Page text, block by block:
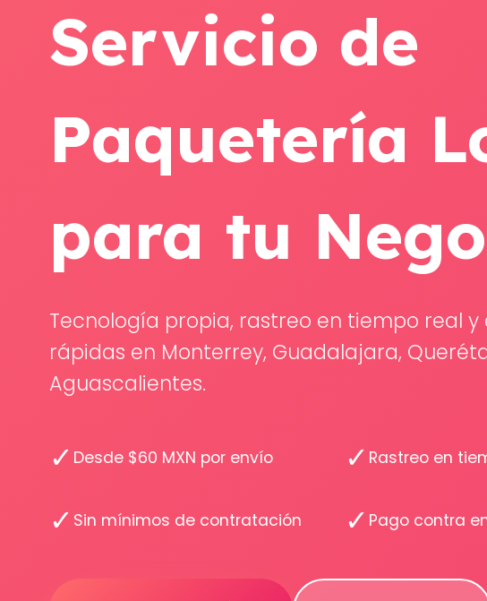
Servicio de
Paquetería
para tu
Tecnología propia, rastreo en tiempo real y
rápidas en Monterrey, Guadalajara,
Aguascalientes.
✓ Desde $60 MXN por envío ✓ Rastreo en
✓ Sin mínimos de contratación ✓ Pago contra